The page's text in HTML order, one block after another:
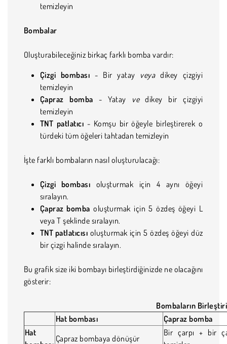
temizleyin
Bombalar
Oluşturabileceğiniz birkaç farklı bomba vardır:
Çizgi bombası - Bir yatay veyadikey çizgiyi
temizleyin
Çapraz bomba - Yatay vedikey bir çizgiyi
temizleyin
TNT patlatıcı - Komşu bir öğeyle birleştirerek o
türdeki tüm öğeleri tahtadan temizleyin
İşte farklı bombaların nasıl oluşturulacağı:
Çizgi bombası oluşturmak için 4 aynı öğeyi
sıralayın.
Çapraz bomba oluşturmak için 5 özdeş öğeyi L
veya T şeklinde sıralayın.
TNT patlatıcısı oluşturmak için 5 özdeş öğeyi düz
bir çizgi halinde sıralayın.
Bu grafik size iki bombayı birleştirdiğinizde ne olacağını
gösterir:
Bombaların
Hat bombası
Çapraz bomba
Hat
Çapraz bombaya dönüşür
Bir çarpı + bir